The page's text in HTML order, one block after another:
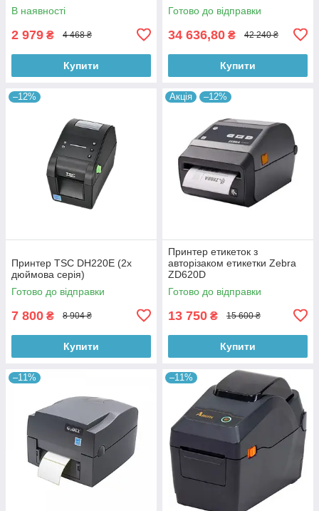
В наявності
2 979 ₴ 4 468 ₴
Купити
Готово до відправки
34 636,80 ₴ 42 240 ₴
Купити
–12%
Принтер TSC DH220Е (2х
дюймова серія)
Готово до відправки
7 800 ₴ 8 904 ₴
Купити
Акція –12%
Принтер етикеток з
авторізаком етикетки Zebra
ZD620D
Готово до відправки
13 750 ₴ 15 600 ₴
Купити
–11% –11%